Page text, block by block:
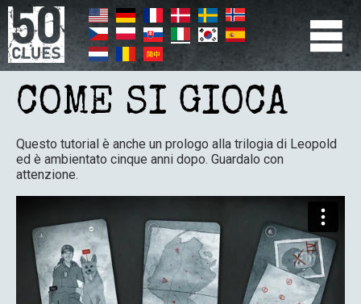
Salta
al
contenuto
principale
PRIMÆR
NAVIGATION
COME SI GIOCA
Questo tutorial è anche un prologo alla trilogia di Leopold
ed è ambientato cinque anni dopo. Guardalo con
attenzione.